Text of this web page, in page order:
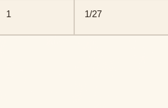
1 1/27